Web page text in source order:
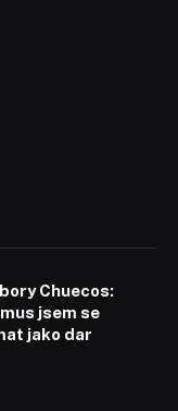
Chuecos:
jsem se
jako dar